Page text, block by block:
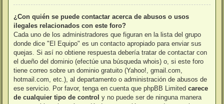
¿Con quién se puede contactar acerca de abusos o usos
ilegales relacionados con este foro?
Cada uno de los administradores que figuran en la lista del grupo
donde dice "El Equipo" es un contacto apropiado para enviar sus
quejas. Si así no obtiene respuesta debería tratar de contactar con
el dueño del dominio (efectúe una búsqueda whois) o, si este foro
tiene correo sobre un dominio gratuito (Yahoo!, gmail.com,
hotmail.com, etc.), al departamento o administración de abusos de
ese servicio. Por favor, tenga en cuenta que phpBB Limited carece
de cualquier tipo de control y no puede ser de ninguna manera